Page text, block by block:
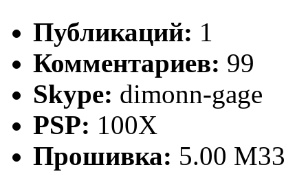
Публикаций: 1
Комментариев: 99
Skype: dimonn-gage
PSP: 100X
Прошивка: 5.00 М33